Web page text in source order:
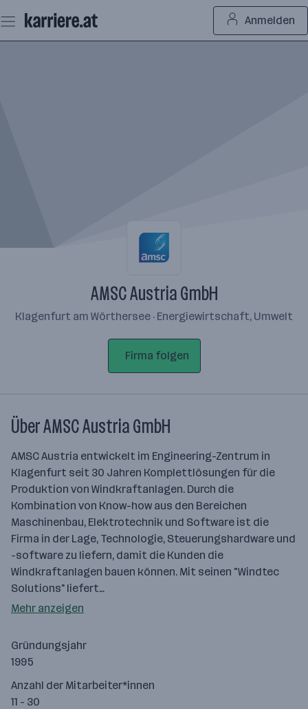
Seiteninhalt
springen
Anmelden
AMSC Austria GmbH
Klagenfurt am Wörthersee · Energiewirtschaft, Umwelt
Firma folgen
Über AMSC Austria GmbH
AMSC Austria entwickelt im Engineering-Zentrum in
Klagenfurt seit 30 Jahren Komplettlösungen für die
Produktion von Windkraftanlagen. Durch die
Kombination von Know-how aus den Bereichen
Maschinenbau, Elektrotechnik und Software ist die
Firma in der Lage, Technologie, Steuerungshardware und
-software zu liefern, damit die Kunden die
Windkraftanlagen bauen können. Mit seinen "Windtec
Solutions" liefert…
Mehr anzeigen
Gründungsjahr
1995
Anzahl der Mitarbeiter*innen
11 - 30